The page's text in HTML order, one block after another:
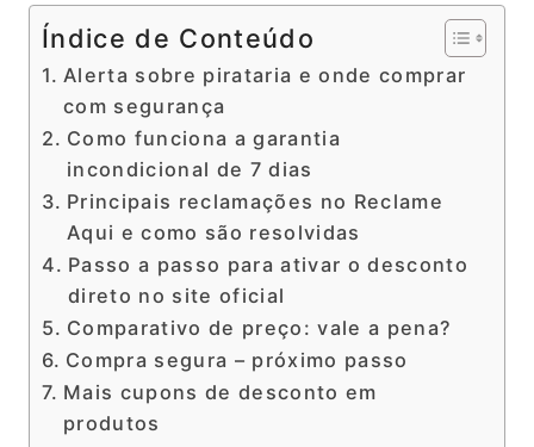
Índice de Conteúdo
Alerta sobre pirataria e onde comprar
com segurança
Como funciona a garantia
incondicional de 7 dias
Principais reclamações no Reclame
Aqui e como são resolvidas
Passo a passo para ativar o desconto
direto no site oficial
Comparativo de preço: vale a pena?
Compra segura – próximo passo
Mais cupons de desconto em
produtos